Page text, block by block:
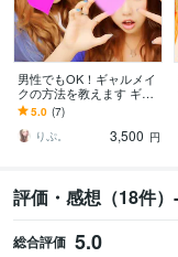
男性でもOK！ギャルメイ
クの方法を教えます ギャ
ルメイク一度はしてみた
い！ギャルに憧れがあ
る！方向け
5.0 (7)
りぷ。
3,500 円
評価・感想（18件
総合評価 5.0